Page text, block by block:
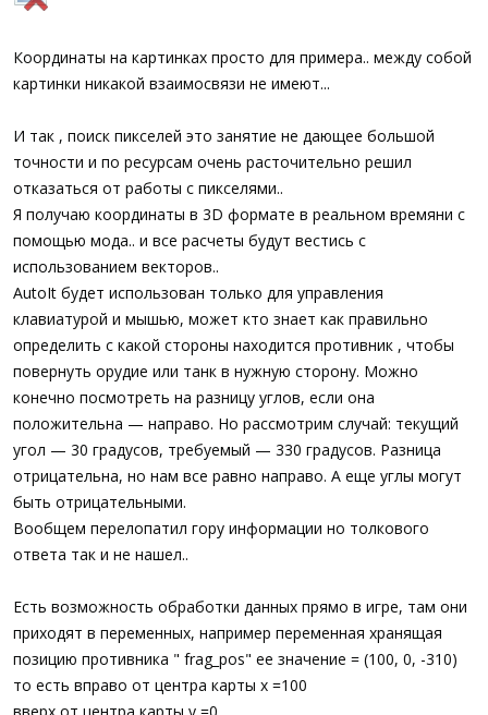
Координаты на картинках просто для примера.. между собой
картинки никакой взаимосвязи не имеют...
И так , поиск пикселей это занятие не дающее большой
точности и по ресурсам очень расточительно решил
отказаться от работы с пикселями..
Я получаю координаты в 3D формате в реальном времяни с
помощью мода.. и все расчеты будут вестись с
использованием векторов..
AutoIt будет использован только для управления
клавиатурой и мышью, может кто знает как правильно
определить с какой стороны находится противник , чтобы
повернуть орудие или танк в нужную сторону. Можно
конечно посмотреть на разницу углов, если она
положительна — направо. Но рассмотрим случай: текущий
угол — 30 градусов, требуемый — 330 градусов. Разница
отрицательна, но нам все равно направо. А еще углы могут
быть отрицательными.
Вообщем перелопатил гору информации но толкового
ответа так и не нашел..
Есть возможность обработки данных прямо в игре, там они
приходят в переменных, например переменная хранящая
позицию противника " frag_pos" ее значение = (100, 0, -310)
то есть вправо от центра карты x =100